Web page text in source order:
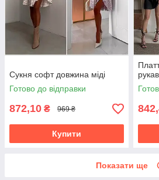
Сукня софт довжина міді
Готово до відправки
872,10 ₴ 969 ₴
Купити
Показати ще